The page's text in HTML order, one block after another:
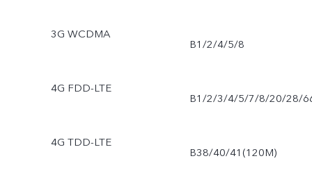
3G WCDMA
B1/2/4/5/8
4G FDD-LTE
B1/2/3/4/5/7/8/20/28/
4G TDD-LTE
B38/40/41(120M)